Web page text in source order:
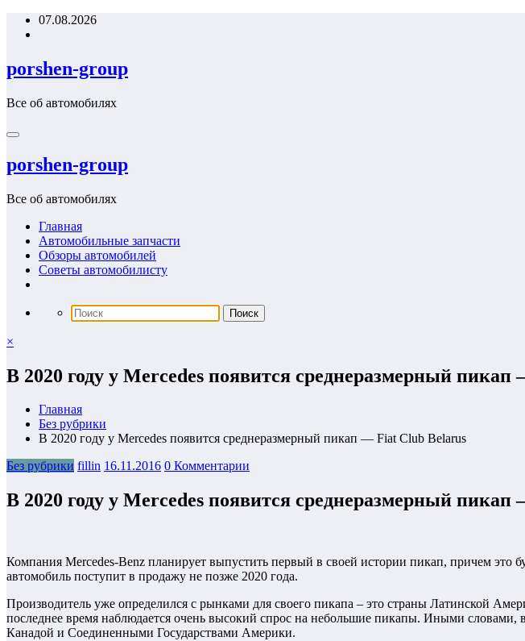
Перейти07.08.2026
porshen-group
Все об автомобилях
porshen-group
Все об автомобилях
Главная
Автомобильные запчасти
Обзоры автомобилей
Советы автомобилисту
×
В 2020 году у Mercedes появится среднеразмерный
Главная
Без рубрики
В 2020 году у Mercedes появится среднеразмерный пикап — Fiat Club Belarus
Без рубрики fillin 16.11.2016 0 Комментарии
В 2020 году у Mercedes появится среднеразмерный
Компания Mercedes-Benz планирует выпустить первый в своей истории пикап, причем это
автомобиль поступит в продажу не позже 2020 года.
Производитель уже определился с рынками для своего пикапа – это страны Латинской
последнее время наблюдается очень высокий спрос на небольшие пикапы. Иными словами,
Канадой и Соединенными Государствами Америки.